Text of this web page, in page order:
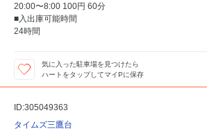
20:00〜8:00 100円 60分
■入出庫可能時間
24時間
気に入った駐車場を見つけたら
ハートをタップしてマイPに保存
ID:305049363
タイムズ三鷹台